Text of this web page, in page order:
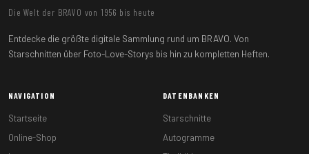
Die Welt der BRAVO von 1956 bis heute
Entdecke die größte digitale Sammlung rund um BRAVO. Von
Starschnitten über Foto-Love-Storys bis hin zu kompletten Heften.
NAVIGATION
Startseite
Online-Shop
DATENBANKEN
Starschnitte
Autogramme